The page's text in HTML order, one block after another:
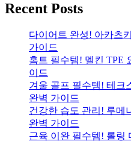
Recent Posts
다이어트 완성! 아카츠
가이드
홈트 필수템! 멜킨 TPE
이드
겨울 골프 필수템! 테크
완벽 가이드
건강한 습도 관리! 루메
완벽 가이드
근육 이완 필수템! 롤링